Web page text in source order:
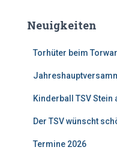
Neuigkeiten
Torhüter beim
Kinderball TSV Stein
Der TSV wünscht
Termine 2026